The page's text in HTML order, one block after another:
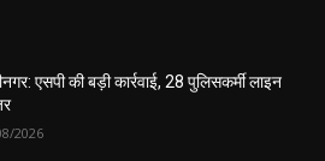
एसपी की बड़ी कार्रवाई, 28 पुलिसकर्मी लाइन
2026